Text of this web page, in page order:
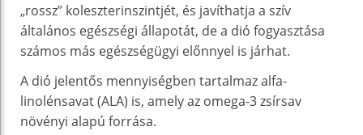
„rossz” koleszterinszintjét, és javíthatja a szív
általános egészségi állapotát, de a dió fogyasztása
számos más egészségügyi előnnyel is járhat.
A dió jelentős mennyiségben tartalmaz alfa-
linolénsavat (ALA) is, amely az omega-3 zsírsav
növényi alapú forrása.